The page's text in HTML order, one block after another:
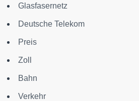
Glasfasernetz
Deutsche Telekom
Preis
Zoll
Bahn
Verkehr